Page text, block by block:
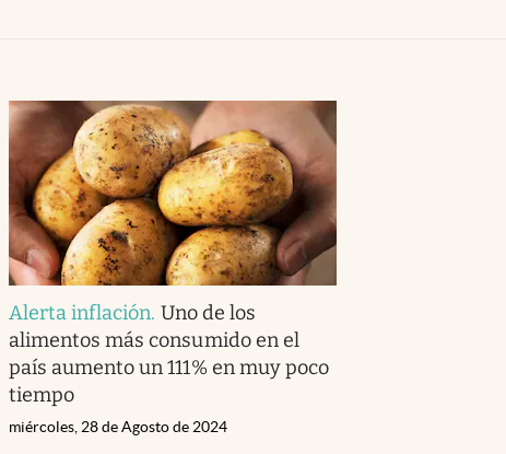
Alerta inflación. Uno de los
alimentos más consumido en el
país aumento un 111% en muy poco
tiempo
miércoles, 28 de Agosto de 2024